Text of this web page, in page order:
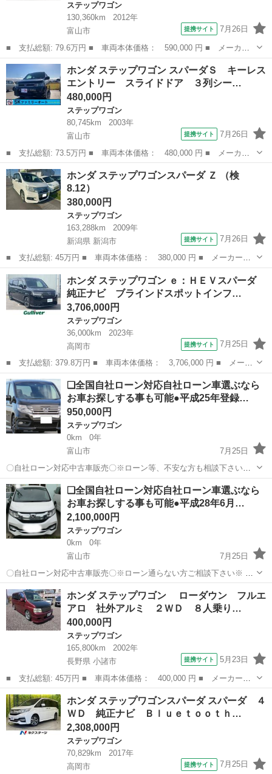
ステップワゴン
130,360km
2012年
富山市
提携サイト 7月26日
■ 支払総額: 79.6万円 ■ 車両本体価格： 590,000 円 ■ メーカー
名： ホンダ ■ 車種名： ステップワゴンスパーダ ■ グレード
名： Ｚ クールスピリット スマートキー 両側パワースライドド
ア 社外ＳＤナ...
富山 富山市 ステップワゴン
ホンダ ステップワゴン スパーダＳ キーレス
エントリー スライドドア ３列シー…
480,000円
ステップワゴン
80,745km
2003年
富山市
提携サイト 7月26日
■ 支払総額: 73.5万円 ■ 車両本体価格： 480,000 円 ■ メーカー
名： ホンダ ■ 車種名： ステップワゴン ■ グレード名： スパ
ーダＳ キーレスエントリー スライドドア ３列シート ナビ Ｂ
ｌｕｅｔｏｏ...
富山 富山市 ステップワゴン
ホンダ ステップワゴンスパーダ Ｚ （検
8.12）
380,000円
ステップワゴン
163,288km
2009年
新潟県 新潟市
提携サイト 7月26日
■ 支払総額: 45万円 ■ 車両本体価格： 380,000 円 ■ メーカー
名： ホンダ ■ 車種名： ステップワゴンスパーダ ■ グレード
名： Ｚ ■ 排気量： 2000cc ■ ドア枚数： 5D ■ ミッション：
C...
新潟 新潟市 ステップワゴン
ホンダ ステップワゴン ｅ：ＨＥＶスパーダ
純正ナビ ブラインドスポットインフ…
3,706,000円
ステップワゴン
36,000km
2023年
高岡市
提携サイト 7月25日
■ 支払総額: 379.8万円 ■ 車両本体価格： 3,706,000 円 ■ メーカ
ー名： ホンダ ■ 車種名： ステップワゴン ■ グレード名：
ｅ：ＨＥＶスパーダ 純正ナビ ブラインドスポットインフォメーシ
ョン Ｈｏ...
富山 高岡市 ステップワゴン
❑全国自社ローン対応自社ローン車選ぶなら
お車お探しする事も可能●平成25年登録…
950,000円
ステップワゴン
0km
0年
富山市
7月25日
〇自社ローン対応中古車販売〇※ローン等、不安な方も相談下さい※
☆どなたでもローン対応可能☆ １、勤続年数の短い方
や自営業の方 ２、パートをされる主婦の方や派遣社員の方 ３、自己破
産等をされた方や...
富山 富山市 ステップワゴン ローン
❑全国自社ローン対応自社ローン車選ぶなら
お車お探しする事も可能●平成28年6月…
2,100,000円
ステップワゴン
0km
0年
富山市
7月25日
〇自社ローン対応中古車販売〇※ローン通らない方ご相談下さい※ ☆
どなたでもローン対応可能☆ １、勤続年数の短い方や
自営業の方 ２、パートをされる主婦の方や派遣社員の方 ３、自己破産
等をされた方やロ...
富山 富山市 ステップワゴン ローン
ホンダ ステップワゴン ローダウン フルエ
アロ 社外アルミ ２ＷＤ ８人乗り…
400,000円
ステップワゴン
165,800km
2002年
長野県 小諸市
提携サイト 5月23日
■ 支払総額: 45万円 ■ 車両本体価格： 400,000 円 ■ メーカー
名： ホンダ ■ 車種名： ステップワゴン ■ グレード名： ロ
ーダウン フルエアロ 社外アルミ ２ＷＤ ８人乗り ＥＴＣ オ
ートエアコン ■...
長野 小諸市 ステップワゴン
ホンダ ステップワゴンスパーダ スパーダ ４
ＷＤ 純正ナビ Ｂｌｕｅｔｏｏｔｈ…
2,308,000円
ステップワゴン
70,829km
2017年
高岡市
提携サイト 7月25日